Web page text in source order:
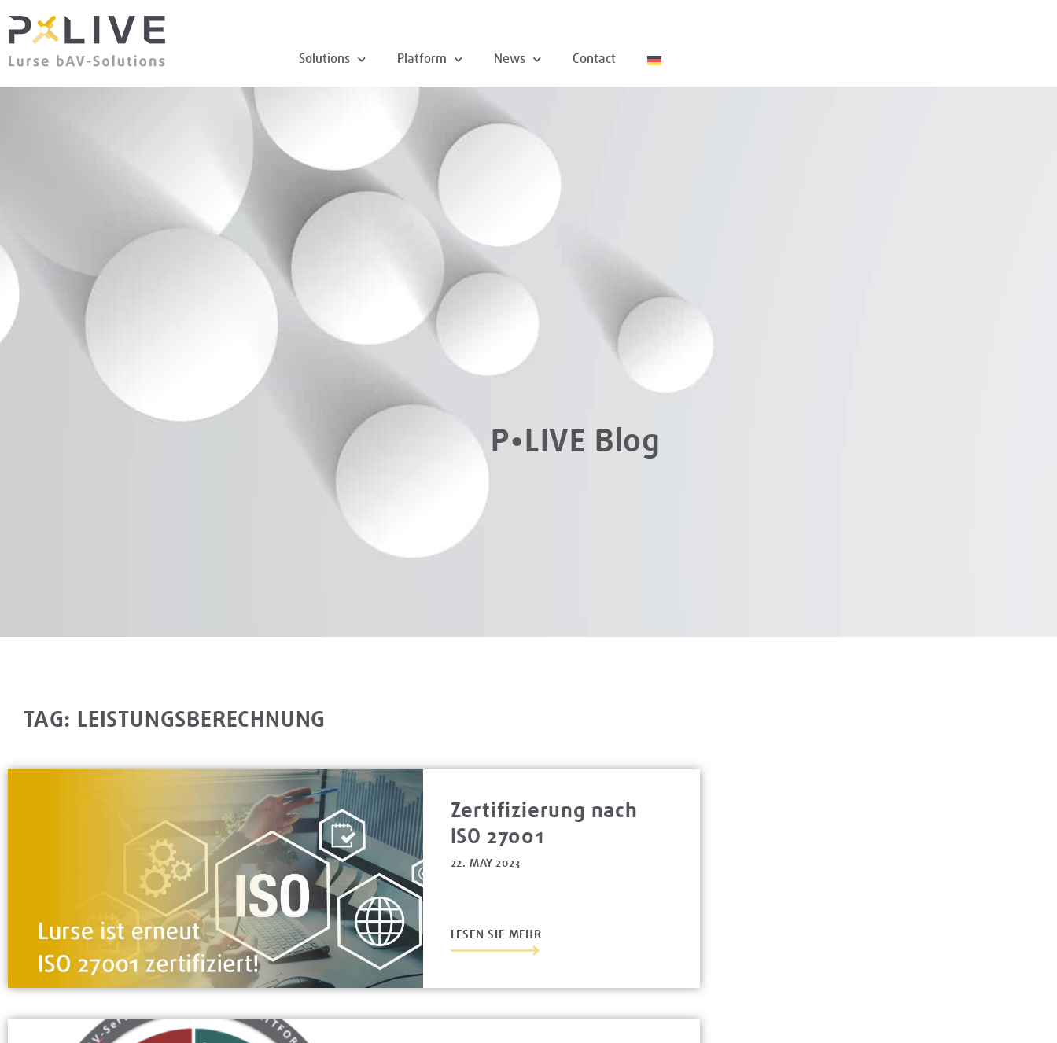
Solutions Platform News Contact
P•LIVE Blog
TAG: LEISTUNGSBERECHNUNG
Zertifizierung nach
ISO 27001
22. MAY 2023
LESEN SIE MEHR